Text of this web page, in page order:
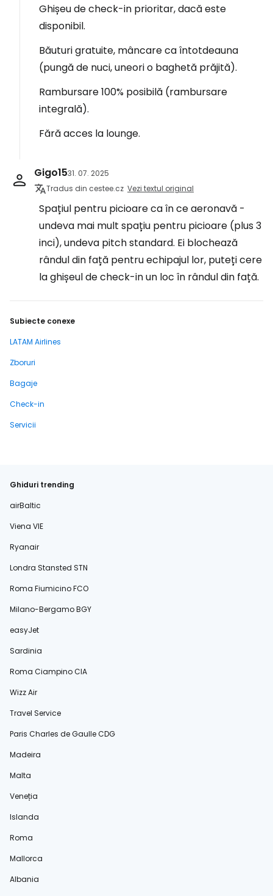
Ghișeu de check-in prioritar, dacă este
disponibil.
Băuturi gratuite, mâncare ca întotdeauna
(pungă de nuci, uneori o baghetă prăjită).
Rambursare 100% posibilă (rambursare
integrală).
Fără acces la lounge.
Gigo1531. 07. 2025
Tradus din cestee.cz Vezi textul original
Spațiul pentru picioare ca în ce aeronavă -
undeva mai mult spațiu pentru picioare (plus 3
inci), undeva pitch standard. Ei blochează
rândul din față pentru echipajul lor, puteți cere
la ghișeul de check-in un loc în rândul din față.
Subiecte conexe
LATAM Airlines
Zboruri
Bagaje
Check-in
Servicii
Ghiduri trending
airBaltic
Viena VIE
Ryanair
Londra Stansted STN
Roma Fiumicino FCO
Milano-Bergamo BGY
easyJet
Sardinia
Roma Ciampino CIA
Wizz Air
Travel Service
Paris Charles de Gaulle CDG
Madeira
Malta
Veneția
Islanda
Roma
Mallorca
Albania